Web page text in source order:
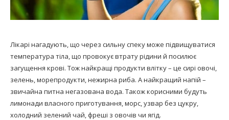
Лікарі нагадують, що через сильну спеку може підвищуватися
температура тіла, що провокує втрату рідини й посилює
загущення крові. Тож найкращі продукти влітку – це сирі овочі,
зелень, морепродукти, нежирна риба. А найкращий напій –
звичайна питна негазована вода. Також корисними будуть
лимонади власного приготування, морс, узвар без цукру,
холодний зелений чай, фреші з овочів чи ягід.